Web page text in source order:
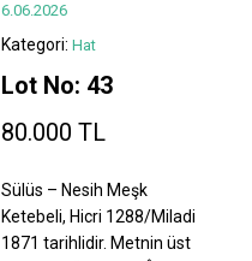
6.06.2026
Kategori: Hat
Lot No: 43
80.000 TL
Sülüs – Nesih Meşk
Ketebeli, Hicri 1288/Miladi
1871 tarihlidir. Metnin üst